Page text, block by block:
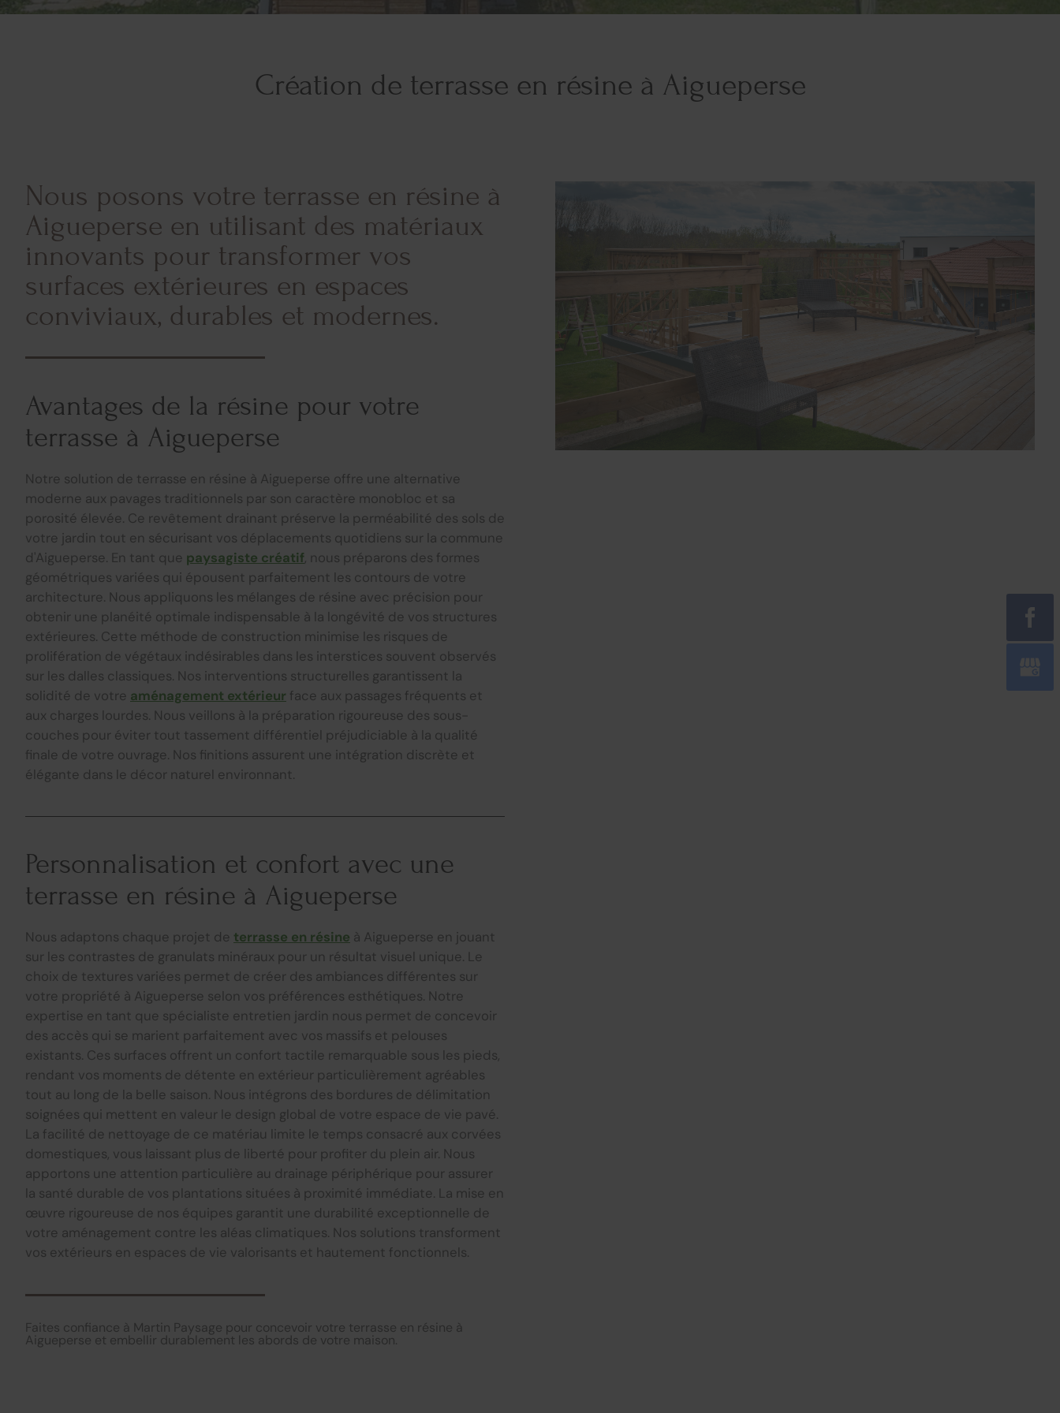
Création de terrasse en résine à Aigueperse
Nous posons votre terrasse en résine à
Aigueperse en utilisant des matériaux
innovants pour transformer vos
surfaces extérieures en espaces
conviviaux, durables et modernes.
Avantages de la résine pour votre
terrasse à Aigueperse
Notre solution de terrasse en résine à Aigueperse offre une alternative
moderne aux pavages traditionnels par son caractère monobloc et sa
porosité élevée. Ce revêtement drainant préserve la perméabilité des sols de
votre jardin tout en sécurisant vos déplacements quotidiens sur la commune
d'Aigueperse. En tant que paysagiste créatif, nous préparons des formes
géométriques variées qui épousent parfaitement les contours de votre
architecture. Nous appliquons les mélanges de résine avec précision pour
obtenir une planéité optimale indispensable à la longévité de vos structures
extérieures. Cette méthode de construction minimise les risques de
prolifération de végétaux indésirables dans les interstices souvent observés
sur les dalles classiques. Nos interventions structurelles garantissent la
solidité de votre aménagement extérieur face aux passages fréquents et
aux charges lourdes. Nous veillons à la préparation rigoureuse des sous-
couches pour éviter tout tassement différentiel préjudiciable à la qualité
finale de votre ouvrage. Nos finitions assurent une intégration discrète et
élégante dans le décor naturel environnant.
Personnalisation et confort avec une
terrasse en résine à Aigueperse
Nous adaptons chaque projet de terrasse en résine à Aigueperse en jouant
sur les contrastes de granulats minéraux pour un résultat visuel unique. Le
choix de textures variées permet de créer des ambiances différentes sur
votre propriété à Aigueperse selon vos préférences esthétiques. Notre
expertise en tant que spécialiste entretien jardin nous permet de concevoir
des accès qui se marient parfaitement avec vos massifs et pelouses
existants. Ces surfaces offrent un confort tactile remarquable sous les pieds,
rendant vos moments de détente en extérieur particulièrement agréables
tout au long de la belle saison. Nous intégrons des bordures de délimitation
soignées qui mettent en valeur le design global de votre espace de vie pavé.
La facilité de nettoyage de ce matériau limite le temps consacré aux corvées
domestiques, vous laissant plus de liberté pour profiter du plein air. Nous
apportons une attention particulière au drainage périphérique pour assurer
la santé durable de vos plantations situées à proximité immédiate. La mise en
œuvre rigoureuse de nos équipes garantit une durabilité exceptionnelle de
votre aménagement contre les aléas climatiques. Nos solutions transforment
vos extérieurs en espaces de vie valorisants et hautement fonctionnels.
Faites confiance à Martin Paysage pour concevoir votre terrasse en résine à
Aigueperse et embellir durablement les abords de votre maison.